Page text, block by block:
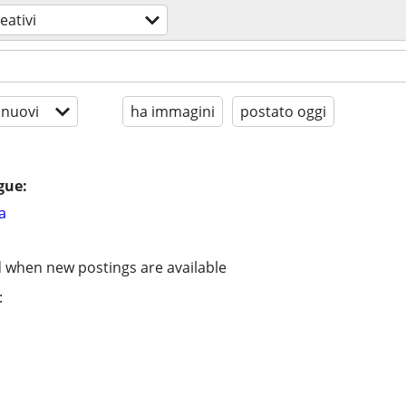
ha immagini postato oggi
new postings are available